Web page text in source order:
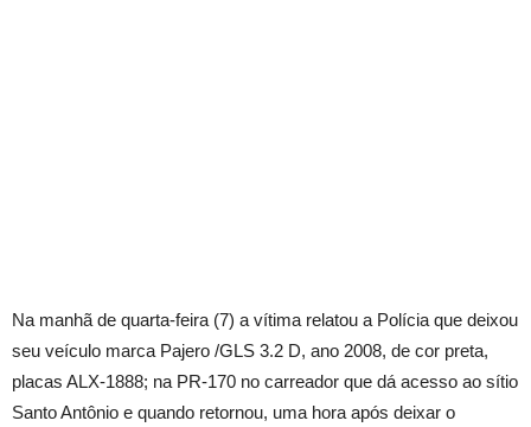
Na manhã de quarta-feira (7) a vítima relatou a Polícia que deixou
seu veículo marca Pajero /GLS 3.2 D, ano 2008, de cor preta,
placas ALX-1888; na PR-170 no carreador que dá acesso ao sítio
Santo Antônio e quando retornou, uma hora após deixar o